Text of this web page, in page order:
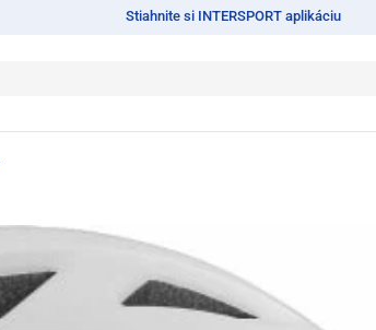
Stiahnite si INTERSPORT aplikáciu